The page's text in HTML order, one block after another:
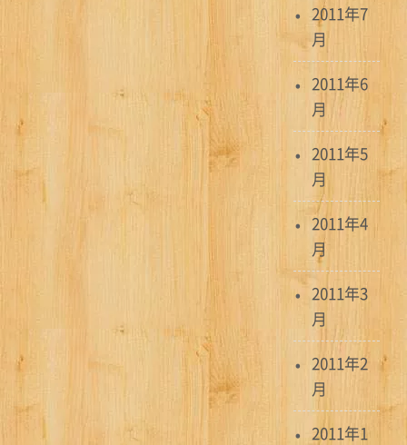
2011年7
月
2011年6
月
2011年5
月
2011年4
月
2011年3
月
2011年2
月
2011年1